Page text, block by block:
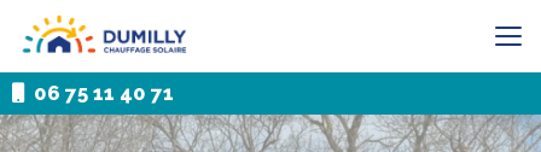
contenu
principal
06 75 11 40 71